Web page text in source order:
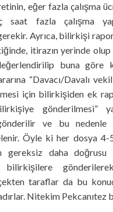
eğer fazla çalışma
saat fazla çalışma
Ayrıca, bilirkişi
itirazın yerinde olup
buna göre
“Davacı/Davalı
için bilirkişiden ek
gönderilmesi”
ve bu nedenle
Öyle ki her dosya
gereksiz daha doğrusu
bilirkişilere
taraflar da bu
Nitekim Pekcanıtez